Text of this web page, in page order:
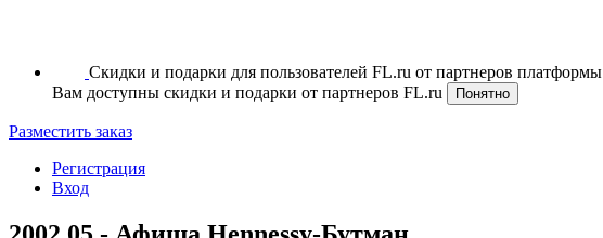
Скидки и подарки для пользователей FL.ru от партнеров платформы
Вам доступны скидки и подарки от партнеров FL.ru
Понятно
Разместить заказ
Регистрация
Вход